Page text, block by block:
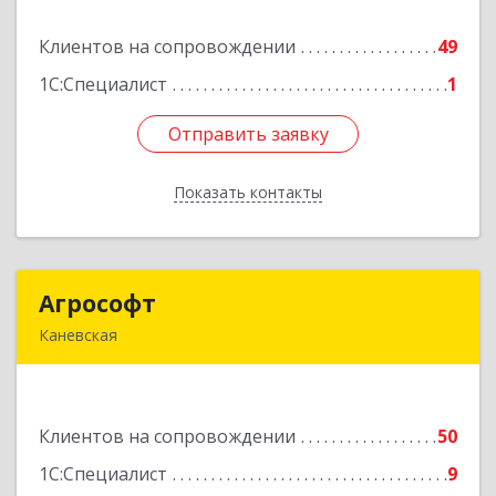
Клиентов на сопровождении
49
1С:Специалист
1
Отправить заявку
Показать контакты
Подробнее
Отправить заявку
Назад
Агрософт
Каневская
Клиентов на сопровождении
50
1С:Специалист
9
Подробнее